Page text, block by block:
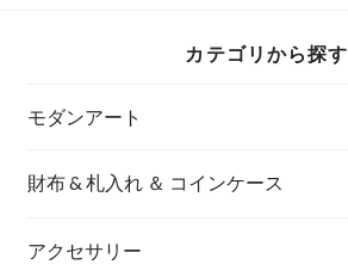
カテゴリから探す
モダンアート
財布 & 札入れ ＆ コインケース
アクセサリー